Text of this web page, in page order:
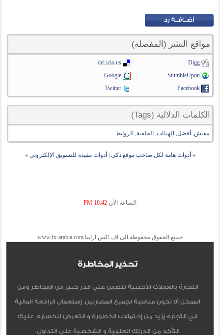
مواقع النشر (المفضلة)
Digg
del.icio.us
StumbleUpon
Google
Facebook
Twitter
الكلمات الدلالية (Tags)
مفيش, أفضل, الهيئات, الخلفية, الروابط
« أدوات هامة لكل صاحب موقع ذكي أدوات مفيدة للتسويق الإلكتروني »
الساعة الآن 10:42 PM
جميع الحقوق محفوظة الى اف اكس ارابيا www.fx-arabia.com
تحذير المخاطرة
التجارة بالعملات الأجنبية تتضمن علي قدر كبير من المخاطر ومن
الممكن ألا تكون مناسبة لجميع المضاربين, إستعمال الرافعة المالية
في التجاره يزيد من إحتمالات الخطورة و التعرض للخساره, عليك
التأكد من قدرتك العلمية و الشخصية على التداول.